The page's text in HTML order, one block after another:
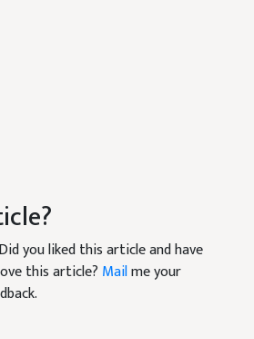
you liked this article and have
this article? Mailme your